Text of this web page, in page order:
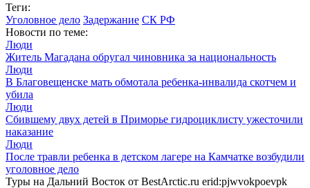
Теги:
Уголовное дело Задержание СК РФ
Новости по теме:
Люди
Житель Магадана обругал чиновника за национальность
Люди
В Благовещенске мать обмотала ребенка-инвалида скотчем и
убила
Люди
Сбившему двух детей в Приморье гидроциклисту ужесточили
наказание
Люди
После травли ребенка в детском лагере на Камчатке возбудили
уголовное дело
Туры на Дальний Восток от BestArctic.ru erid:pjwvokpoevpk